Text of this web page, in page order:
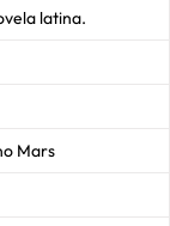
latina.
Mars